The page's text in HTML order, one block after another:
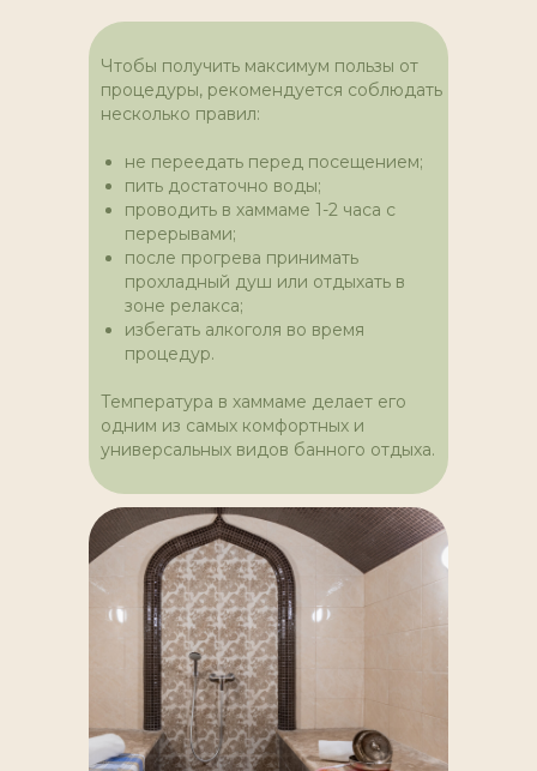
Чтобы получить максимум пользы от
процедуры, рекомендуется соблюдать
несколько правил:
не переедать перед посещением;
пить достаточно воды;
проводить в хаммаме 1-2 часа с
перерывами;
после прогрева принимать
прохладный душ или отдыхать в
зоне релакса;
избегать алкоголя во время
процедур.
Температура в хаммаме делает его
одним из самых комфортных и
универсальных видов банного отдыха.